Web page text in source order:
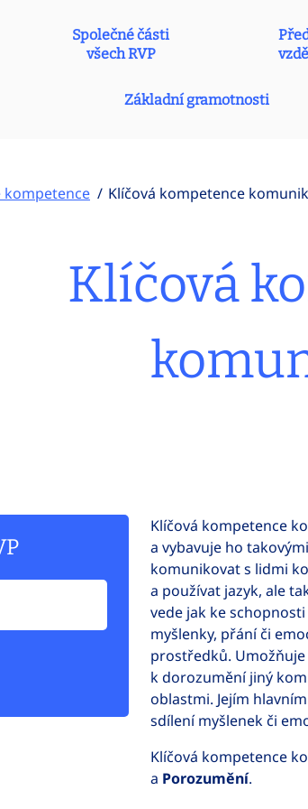
Společné části
všech RVP
Základní gramotnosti
kompetence Klíčová kompetence
Klíčová
Klíčová kompetence
a vybavuje ho
komunikovat s lidmi
a používat jazyk, ale
vede jak ke
myšlenky, přání či
prostředků.
k dorozumění jiný
oblastmi. Jejím
sdílení myšlenek či
Klíčová kompetence
a Porozumění.